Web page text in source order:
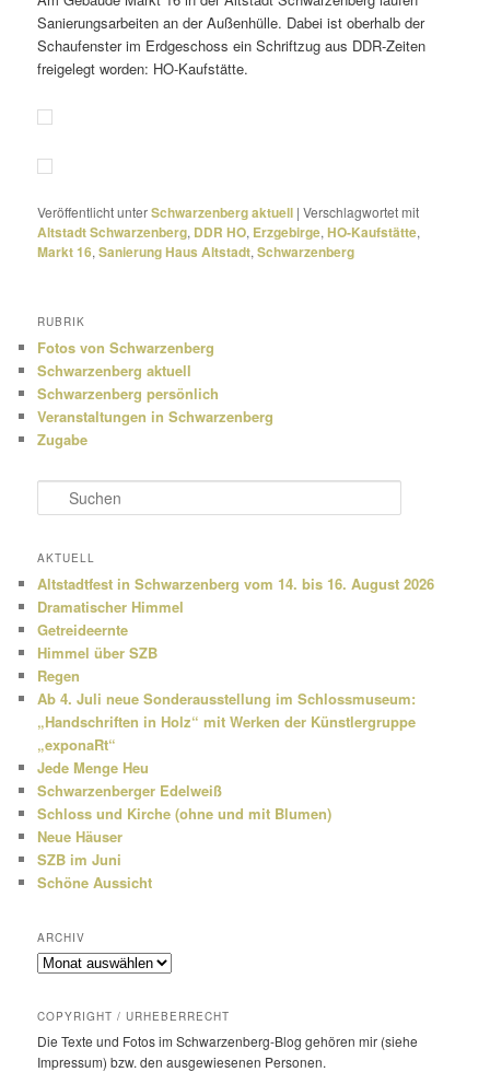
Sanierungsarbeiten an der Außenhülle. Dabei ist ober­halb der
Schaufenster im Erdgeschoss ein Schriftzug aus DDR-Zeiten
frei­ge­legt worden: HO-Kaufstätte.
Veröffentlicht unterSchwarzenberg aktuell |Verschlagwortet mit
Altstadt Schwarzenberg, DDR HO, Erzgebirge,HO-Kaufstätte,
Markt 16,Sanierung Haus Altstadt,Schwarzenberg
RUBRIK
Fotos von Schwarzenberg
Schwarzenberg aktuell
Schwarzenberg persönlich
Veranstaltungen in Schwarzenberg
Zugabe
u
h
n
AKTUELL
Altstadtfest in Schwarzenberg vom 14. bis 16. August 2026
Dramatischer Himmel
Getreideernte
Himmel über SZB
Regen
Ab 4. Juli neue Sonderausstellung im Schlossmuseum:
„Handschriften in Holz“ mit Werken der Künstlergruppe
„exponaRt“
Jede Menge Heu
Schwarzenberger Edelweiß
Schloss und Kirche (ohne und mit Blumen)
Neue Häuser
SZB im Juni
Schöne Aussicht
ARCHIV
Archiv
COPYRIGHT / URHEBERRECHT
Die Texte und Fotos im Schwarzenberg-Blog gehören mir (siehe
Impressum) bzw. den ausge­wie­senen Personen.